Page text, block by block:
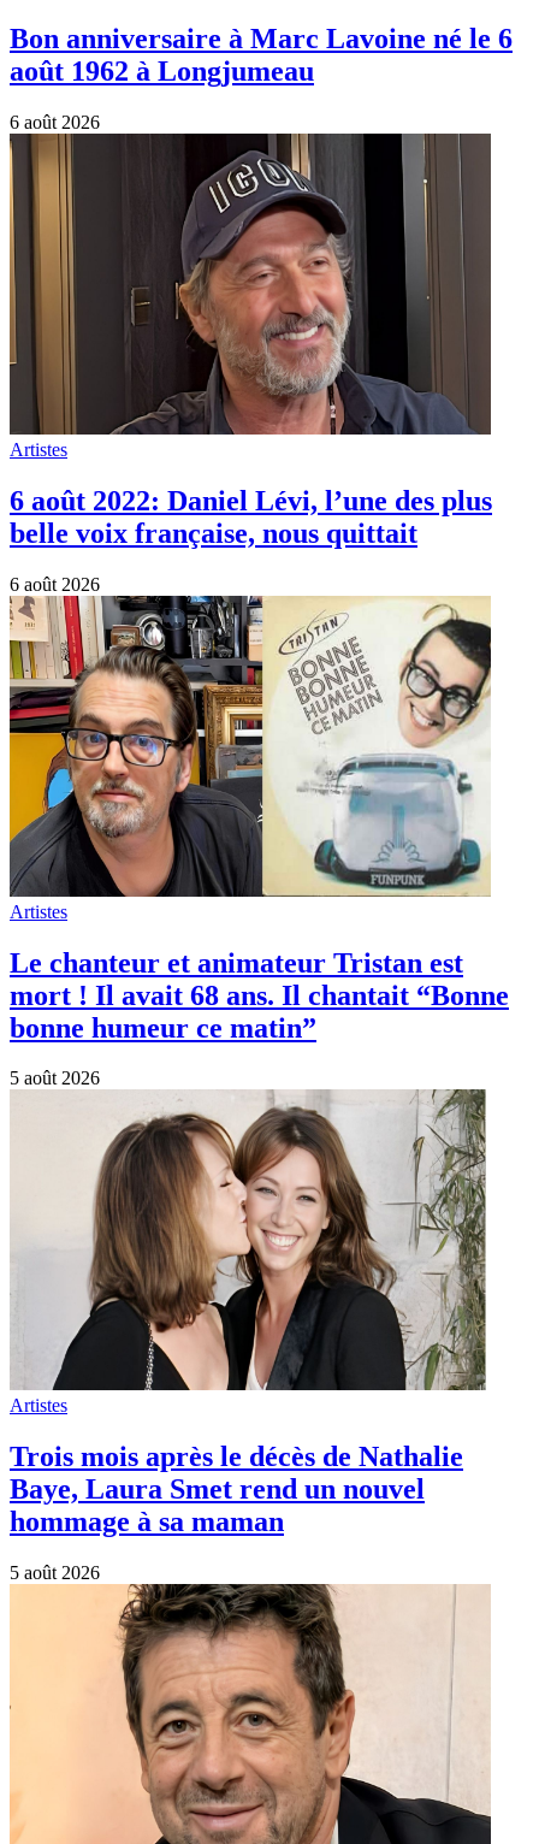
Bon anniversaire à Marc Lavoine né le 6
août 1962 à Longjumeau
6 août 2026
Artistes
6 août 2022: Daniel Lévi, l’une des plus
belle voix française, nous quittait
6 août 2026
Artistes
Le chanteur et animateur Tristan est
mort ! Il avait 68 ans. Il chantait “Bonne
bonne humeur ce matin”
5 août 2026
Artistes
Trois mois après le décès de Nathalie
Baye, Laura Smet rend un nouvel
hommage à sa maman
5 août 2026